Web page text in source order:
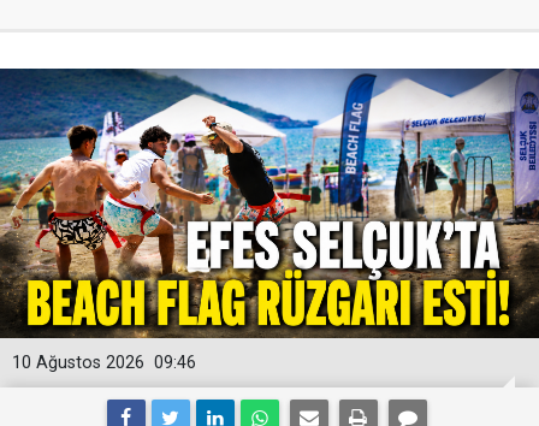
09:46
10 Ağustos 2026